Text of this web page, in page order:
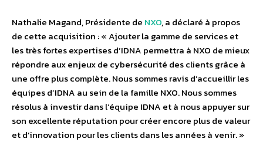
Nathalie Magand, Présidente de NXO, a déclaré à propos
de cette acquisition : « Ajouter la gamme de services et
les très fortes expertises d’IDNA permettra à NXO de mieux
répondre aux enjeux de cybersécurité des clients grâce à
une offre plus complète. Nous sommes ravis d’accueillir les
équipes d’IDNA au sein de la famille NXO. Nous sommes
résolus à investir dans l’équipe IDNA et à nous appuyer sur
son excellente réputation pour créer encore plus de valeur
et d’innovation pour les clients dans les années à venir. »